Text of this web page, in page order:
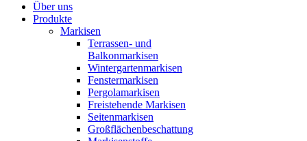
Über uns
Produkte
Markisen
Terrassen- und
Balkonmarkisen
Wintergartenmarkisen
Fenstermarkisen
Pergolamarkisen
Freistehende Markisen
Seitenmarkisen
Großflächenbeschattung